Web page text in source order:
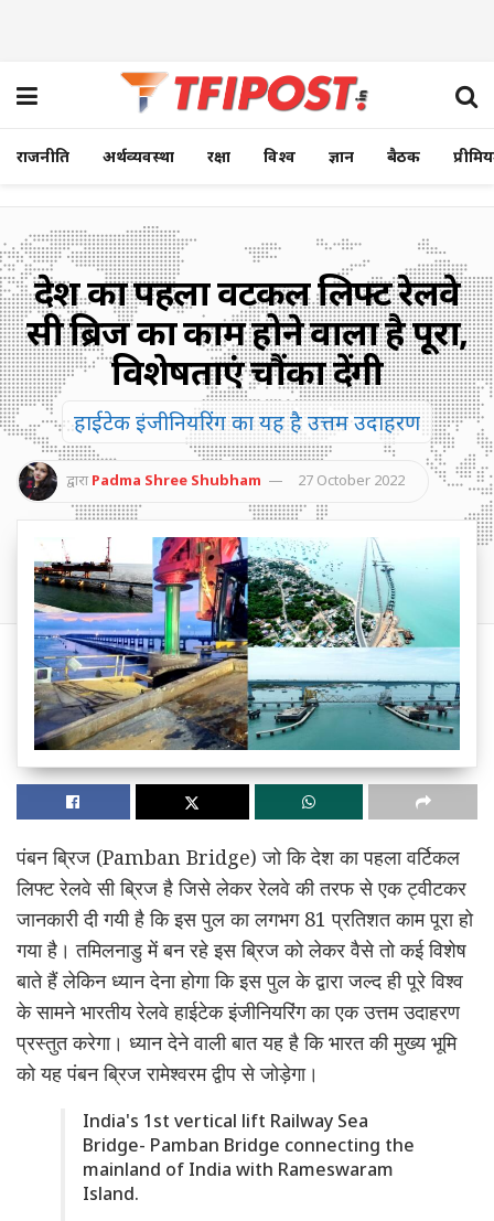
राजनीति अर्थव्यवस्था रक्षा विश्व ज्ञान बैठक
देश का पहला वर्टिकल लिफ्ट रेलवे
सी ब्रिज का काम होने वाला है पूरा,
विशेषताएं चौंका देंगी
हाईटेक इंजीनियरिंग का यह है उत्तम उदाहरण
द्वारा Padma Shree Shubham 27 October 2022
पंबन ब्रिज (Pamban Bridge) जो कि देश का पहला वर्टिकल
लिफ्ट रेलवे सी ब्रिज है जिसे लेकर रेलवे की तरफ से एक ट्वीटकर
जानकारी दी गयी है कि इस पुल का लगभग 81 प्रतिशत काम पूरा हो
गया है। तमिलनाडु में बन रहे इस ब्रिज को लेकर वैसे तो कई विशेष
बाते हैं लेकिन ध्यान देना होगा कि इस पुल के द्वारा जल्द ही पूरे विश्व
के सामने भारतीय रेलवे हाईटेक इंजीनियरिंग का एक उत्तम उदाहरण
प्रस्तुत करेगा। ध्यान देने वाली बात यह है कि भारत की मुख्य भूमि
को यह पंबन ब्रिज रामेश्वरम द्वीप से जोड़ेगा।
India's 1st vertical lift Railway Sea
Bridge- Pamban Bridge connecting the
mainland of India with Rameswaram
Island.